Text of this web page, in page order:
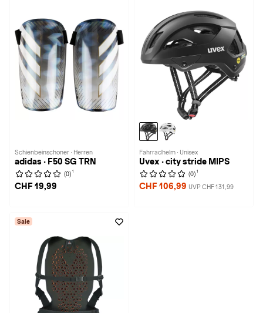
Schienbeinschoner · Herren
adidas · F50 SG TRN
(0) 1
CHF 19,99
Fahrradhelm · Unisex
Uvex · city stride MIPS
(0) 1
CHF 106,99 UVP CHF 131,99
Sale